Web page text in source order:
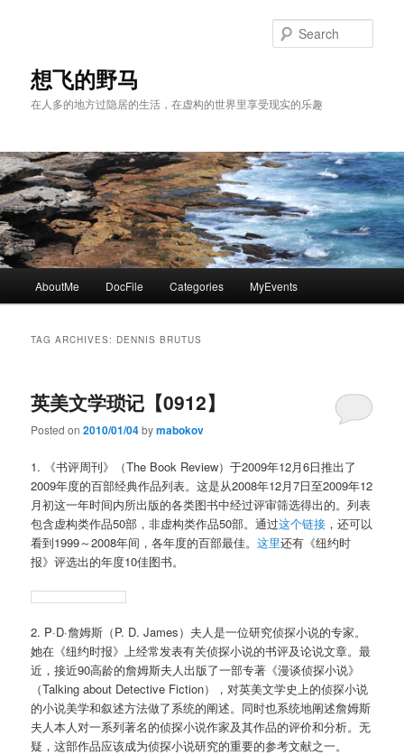
content
content想飞的野马
在人多的地方过隐居的生活，在虚构的世界里享受现实的乐趣
AboutMe DocFile Categories MyEvents
TAG ARCHIVES: DENNIS BRUTUS
英美文学琐记【0912】
Posted on2010/01/04bymabokov
1. 《书评周刊》（The Book Review）于2009年12月6日推出了
2009年度的百部经典作品列表。这是从2008年12月7日至2009年12
月初这一年时间内所出版的各类图书中经过评审筛选得出的。列表
包含虚构类作品50部，非虚构类作品50部。通过这个链接 ，还可以
看到1999～2008年间，各年度的百部最佳。这里还有《纽约时
报》评选出的年度10佳图书。
2. P·D·詹姆斯（P. D. James）夫人是一位研究侦探小说的专家。
她在《纽约时报》上经常发表有关侦探小说的书评及论说文章。最
近，接近90高龄的詹姆斯夫人出版了一部专著《漫谈侦探小说》
（Talking about Detective Fiction），对英美文学史上的侦探小说
的小说美学和叙述方法做了系统的阐述。同时也系统地阐述詹姆斯
夫人本人对一系列著名的侦探小说作家及其作品的评价和分析。无
疑，这部作品应该成为侦探小说研究的重要的参考文献之一。